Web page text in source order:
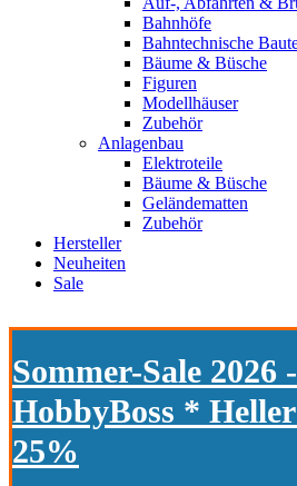
Bahnhöfe
Bahntechnische
Bäume & Büsche
Figuren
Modellhäuser
Zubehör
Anlagenbau
Elektroteile
Bäume & Büsche
Geländematten
Zubehör
Hersteller
Neuheiten
Sale
Sommer-Sale
HobbyBoss *
25%